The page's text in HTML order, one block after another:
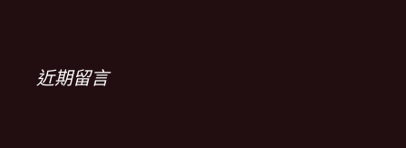
近期留言